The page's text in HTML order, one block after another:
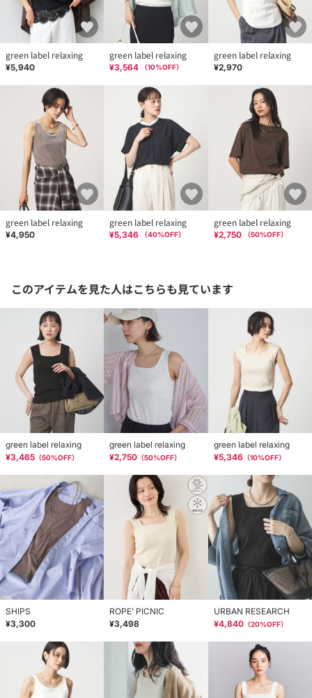
green label relaxing
¥5,940
green label relaxing
¥3,564 （10%OFF）
green label relaxing
¥2,970
green label relaxing
¥4,950
green label relaxing
¥5,346 （40%OFF）
green label relaxing
¥2,750 （50%OFF）